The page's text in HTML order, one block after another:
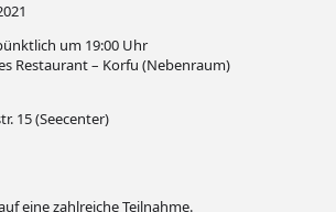
um 19:00 Uhr
Restaurant – Korfu (Nebenraum)
15 (Seecenter)
eine zahlreiche Teilnahme.